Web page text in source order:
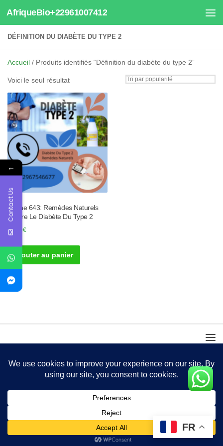
Au dessous du contenu
AfriqueBio+22961007412
DÉFINITION DU DIABÈTE DU TYPE 2
Accueil / Produits identifiés “Définition du diabète du type 2”
Voici le seul résultat
Tisane 643: Remèdes Naturels
Contre Le Diabète Du Type 2
40.00€
Ajouter au panier
FR
←
Contact Us